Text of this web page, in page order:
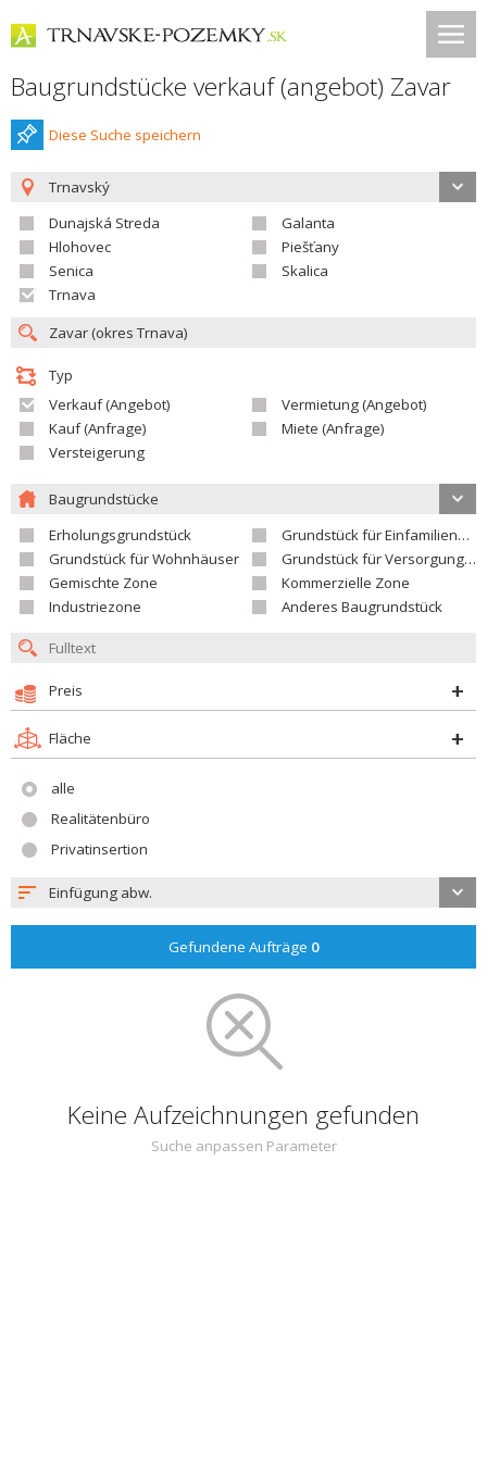
Baugrundstücke verkauf (angebot) Zavar
Diese Suche speichern
Trnavský
Dunajská Streda
Galanta
Hlohovec
Piešťany
Senica
Skalica
Trnava
Typ
Verkauf (Angebot)
Vermietung (Angebot)
Kauf (Anfrage)
Miete (Anfrage)
Versteigerung
Baugrundstücke
Erholungsgrundstück
Grundstück für Einfamilienhäuser
Grundstück für Wohnhäuser
Grundstück für Versorgungseinrichtungen
Gemischte Zone
Kommerzielle Zone
Industriezone
Anderes Baugrundstück
Preis
Fläche
alle
Realitätenbüro
Privatinsertion
Einfügung abw.
Gefundene Aufträge 0
Keine Aufzeichnungen gefunden
Suche anpassen Parameter